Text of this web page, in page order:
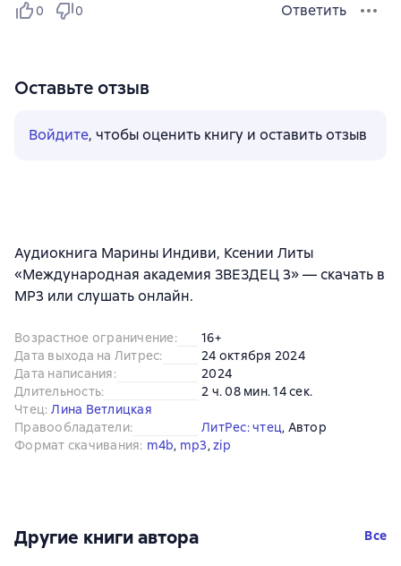
0 0 Ответить
Оставьте отзыв
Войдите, чтобы оценить книгу и оставить отзыв
Аудиокнига Марины Индиви, Ксении Литы
«Международная академия ЗВЕЗДЕЦ 3» — скачать в
MP3 или слушать онлайн.
Возрастное ограничение:
16+
Дата выхода на Литрес:
24 октября 2024
Дата написания:
2024
Длительность:
2 ч. 08 мин. 14 сек.
Чтец: Лина Ветлицкая
Правообладатели: ЛитРес: чтец, Автор
Формат скачивания: m4b, mp3, zip
Другие книги автора Все